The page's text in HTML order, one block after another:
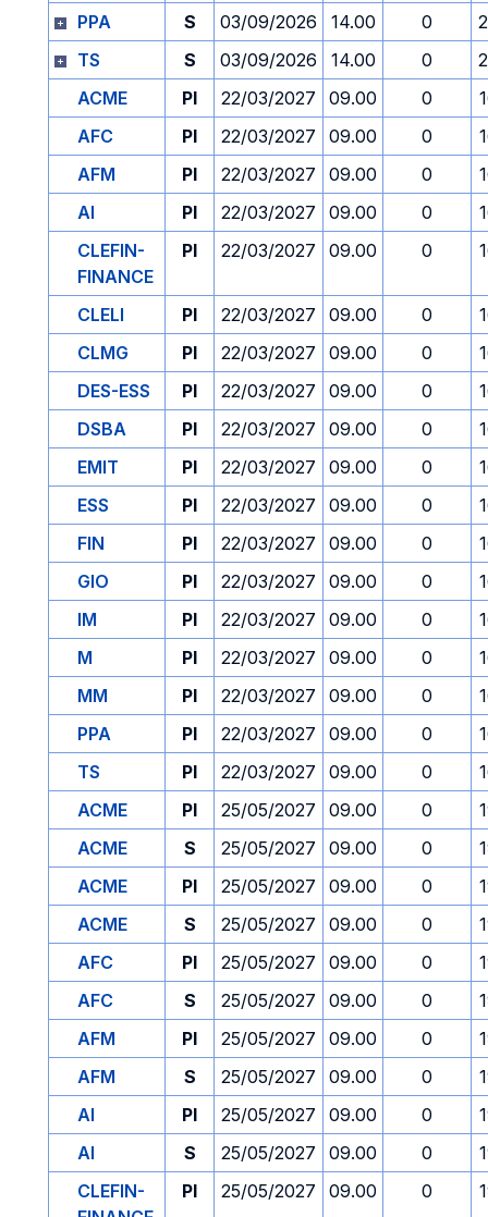
PPA
S 03/09/2026 14.00 0
TS
S 03/09/2026 14.00 0
ACME
PI 22/03/2027 09.00 0
AFC
PI 22/03/2027 09.00 0
AFM
PI 22/03/2027 09.00 0
AI
PI 22/03/2027 09.00 0
CLEFIN-
FINANCE
PI 22/03/2027 09.00 0
CLELI PI 22/03/2027 09.00 0
CLMG
PI 22/03/2027 09.00 0
DES-ESS
PI 22/03/2027 09.00 0
DSBA
PI 22/03/2027 09.00 0
EMIT
PI 22/03/2027 09.00 0
ESS
PI 22/03/2027 09.00 0
FIN
PI 22/03/2027 09.00 0
GIO
PI 22/03/2027 09.00 0
IM
PI 22/03/2027 09.00 0
M
PI 22/03/2027 09.00 0
MM
PI 22/03/2027 09.00 0
PPA
PI 22/03/2027 09.00 0
TS
PI 22/03/2027 09.00 0
ACME
PI 25/05/2027 09.00 0
ACME
S 25/05/2027 09.00 0
ACME
PI 25/05/2027 09.00 0
ACME
S 25/05/2027 09.00 0
AFC
PI 25/05/2027 09.00 0
AFC
S 25/05/2027 09.00 0
AFM
PI 25/05/2027 09.00 0
AFM
S 25/05/2027 09.00 0
AI
PI 25/05/2027 09.00 0
AI
S 25/05/2027 09.00 0
CLEFIN-
PI 25/05/2027 09.00 0